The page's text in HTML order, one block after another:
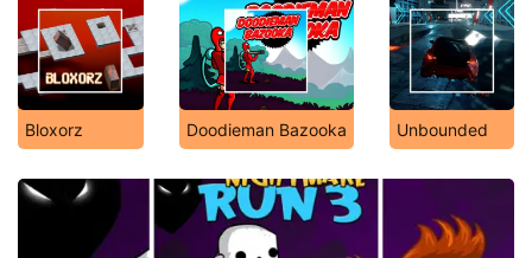
Bloxorz Doodieman Bazooka Unbounded